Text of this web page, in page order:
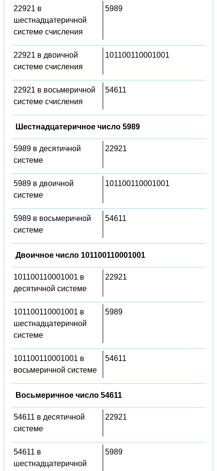
22921 в
шестнадцатеричной
системе счисления
5989
22921 в двоичной
системе счисления
101100110001001
22921 в восьмеричной
системе счисления
54611
Шестнадцатеричное число 5989
5989 в десятичной
системе
22921
5989 в двоичной
системе
101100110001001
5989 в восьмеричной
системе
54611
Двоичное число 101100110001001
101100110001001 в
десятичной системе
22921
101100110001001 в
шестнадцатеричной
системе
5989
101100110001001 в
восьмеричной системе
54611
Восьмеричное число 54611
54611 в десятичной
системе
22921
54611 в
шестнадцатеричной
5989